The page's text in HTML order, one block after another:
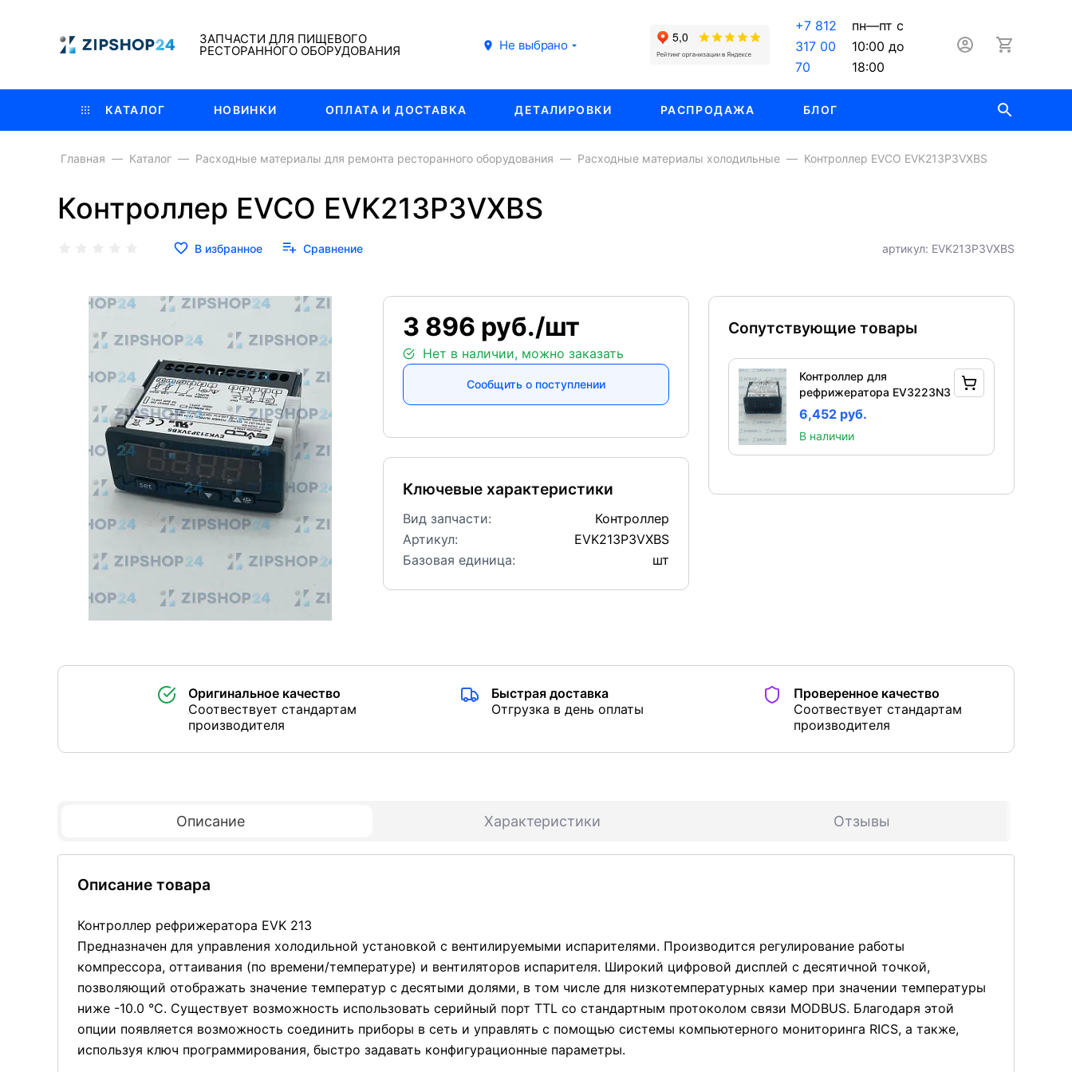
ЗАПЧАСТИ ДЛЯ ПИЩЕВОГО
РЕСТОРАННОГО ОБОРУДОВАНИЯ Не выбрано
+7 812
317 00
70
пн—пт с
10:00 до
18:00
КАТАЛОГ НОВИНКИ ОПЛАТА И ДОСТАВКА ДЕТАЛИРОВКИ РАСПРОДАЖА БЛОГ
Главная Каталог Расходные материалы для ремонта ресторанного оборудования Расходные материалы холодильные Контроллер EVCO EVK213P3VXBS
Контроллер EVCO EVK213P3VXBS
артикул: EVK213P3VXBS
В избранное Сравнение
3 896 руб./шт
Нет в наличии, можно заказать
Сообщить о поступлении
Ключевые характеристики
Вид запчасти:
Контроллер
Артикул:
EVK213P3VXBS
Базовая единица:
шт
Сопутствующие товары
Контроллер для
рефрижератора EV3223N3
6,452 руб.
В наличии
Оригинальное качество
Соотвествует стандартам
производителя
Быстрая доставка
Отгрузка в день оплаты
Проверенное качество
Соотвествует стандартам
производителя
Описание Характеристики Отзывы
Описание товара
Контроллер рефрижератора EVK 213
Предназначен для управления холодильной установкой с вентилируемыми испарителями. Производится регулирование работы
компрессора, оттаивания (по времени/температуре) и вентиляторов испарителя. Широкий цифровой дисплей с десятичной точкой,
позволяющий отображать значение температур с десятыми долями, в том числе для низкотемпературных камер при значении температуры
ниже -10.0 °C. Существует возможность использовать серийный порт TTL со стандартным протоколом связи MODBUS. Благодаря этой
опции появляется возможность соединить приборы в сеть и управлять с помощью системы компьютерного мониторинга RICS, а также,
используя ключ программирования, быстро задавать конфигурационные параметры.